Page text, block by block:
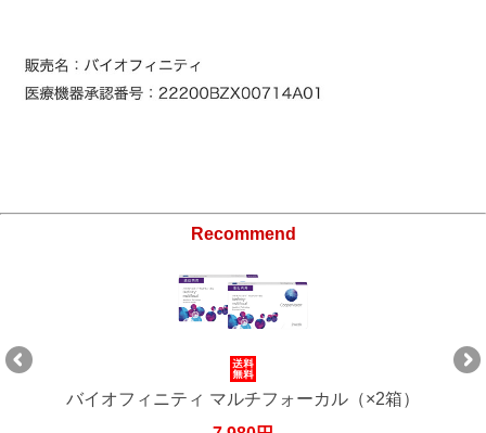
Recommend
バイオフィニティ マルチフォーカル（×2箱）